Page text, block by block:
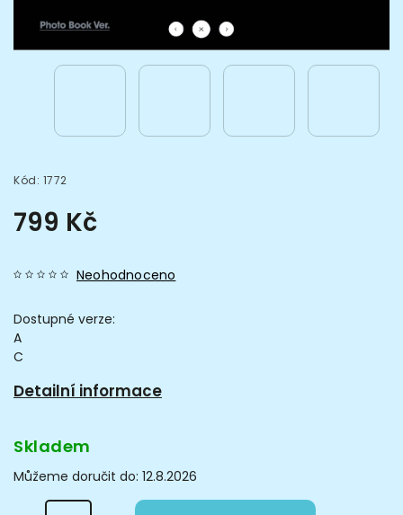
Kód: 1772
799 Kč
Neohodnoceno
Dostupné verze:
A
C
Detailní informace
Skladem
Můžeme doručit do: 12.8.2026